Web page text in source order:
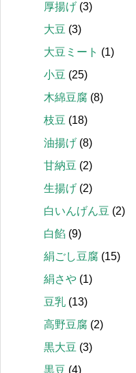
厚揚げ (3)
大豆 (3)
大豆ミート (1)
小豆 (25)
木綿豆腐 (8)
枝豆 (18)
油揚げ (8)
甘納豆 (2)
生揚げ (2)
白いんげん豆 (2)
白餡 (9)
絹ごし豆腐 (15)
絹さや (1)
豆乳 (13)
高野豆腐 (2)
黒大豆 (3)
黒豆 (4)